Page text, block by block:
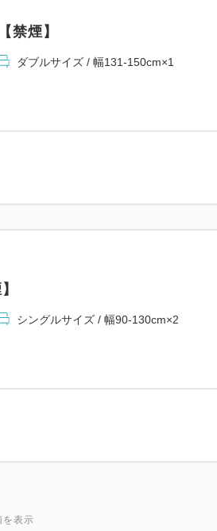
ただきます。
ビジネス・観光にご利用
【添い寝のお子様につい
・電車ご利用の場合
禁煙】
ダブルサイズ / 幅131-150cm×1
シングルサイズ / 幅90-130cm×2
を表示